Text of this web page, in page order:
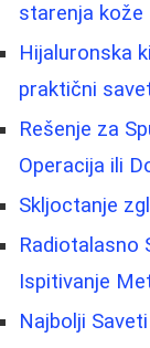
starenja kože
Hijaluronska
praktični
Rešenje za
Operacija ili
Skljoctanje
Radiotalasno
Ispitivanje
Najbolji